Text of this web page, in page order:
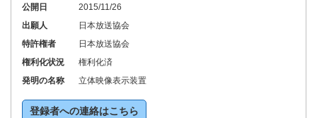
公開日
2015/11/26
出願人
日本放送協会
特許権者
日本放送協会
権利化状況
権利化済
発明の名称
立体映像表示装置
登録者への連絡はこちら